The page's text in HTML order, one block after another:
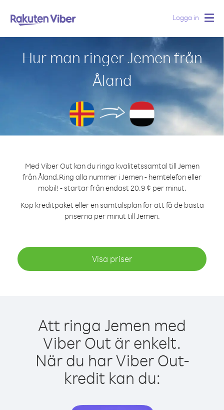
Logga in
Hur man ringer Jemen från
Åland
Med Viber Out kan du ringa kvalitetssamtal till Jemen
från Åland.Ring alla nummer i Jemen - hemtelefon eller
mobil! - startar från endast 20.9 ¢ per minut.
Köp kreditpaket eller en samtalsplan för att få de bästa
priserna per minut till Jemen.
Visa priser
Att ringa Jemen med
Viber Out är enkelt.
När du har Viber Out-
kredit kan du: